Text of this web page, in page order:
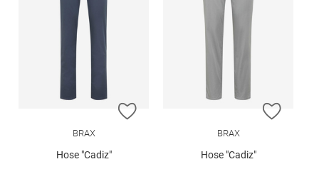
ZUR WUNSCHLISTE HINZUFÜGEN
BRAX
Hose "Cadiz"
ZUR
BRAX
Hose "Cadiz"